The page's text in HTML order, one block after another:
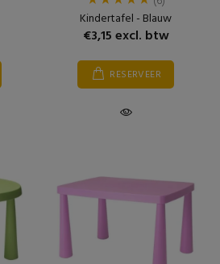
Kindertafel - Blauw
€3,15 excl. btw
RESERVEER